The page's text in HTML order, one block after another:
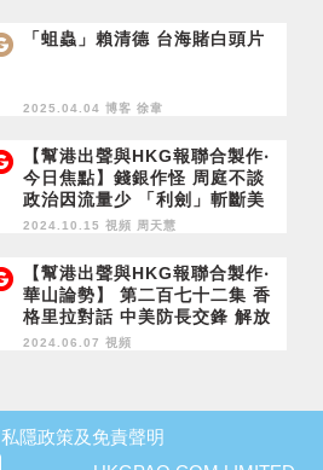
「蛆蟲」賴清德 台海賭白頭片
2025.04.04 博客 徐韋
【幫港出聲與HKG報聯合製作‧
今日焦點】錢銀作怪 周庭不談
政治因流量少 「利劍」斬斷美
國島鏈 軍演隨時變實戰
2024.10.15 視頻 周天慧
【幫港出聲與HKG報聯合製作‧
華山論勢】 第二百七十二集 香
格里拉對話 中美防長交鋒 解放
軍軍演為攻台作彩排？
2024.06.07 視頻
私隱政策及免責聲明